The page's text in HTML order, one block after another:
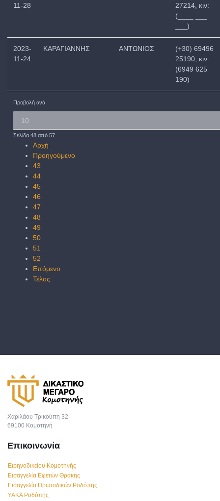
Προβολή ανά
Σελίδα 48 από 57
Αρχή
Προηγούμενο
43
44
45
46
47
48
49
50
51
52
Επόμενο
Τέλος
11-28
27214, κιν:
(____ ___
___)
2023-
11-24
ΚΑΡΑΓΙΑΝΝΗΣ ΑΝΤΩΝΙΟΣ
(+30) 69496
25190, κιν:
(6949 625
190)
Χαριλάου Τρικούπη 32
69100 Κομοτηνή
Επικοινωνία
Ειρηνοδικείου Κομοτηνής
Εισαγγελία Εφετών Θράκης
Εισαγγελία Πρωτοδικών Ροδόπης
ΥΑΚΑ Ροδόπης